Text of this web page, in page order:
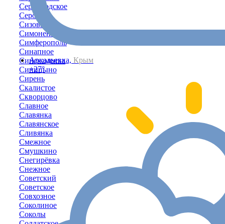
Аркадьевка, Крым
+27°
Серноводское
Серово
Сизовка
Симоненко
Симферополь
Синапное
Синекаменка
Синицыно
Сирень
Скалистое
Скворцово
Славное
Славянка
Славянское
Сливянка
Смежное
Смушкино
Снегирёвка
Снежное
Советский
Советское
Совхозное
Соколиное
Соколы